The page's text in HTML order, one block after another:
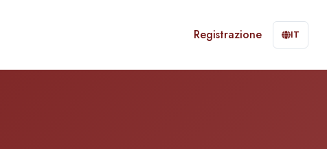
Registrazione IT